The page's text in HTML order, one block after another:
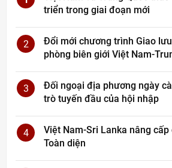
triển trong giai đoạn mới
2
Đổi mới chương trình Giao
phòng biên giới Việt Nam-
3
Đối ngoại địa phương ngày
trò tuyến đầu của hội nhập
4
Việt Nam-Sri Lanka nâng
Toàn diện